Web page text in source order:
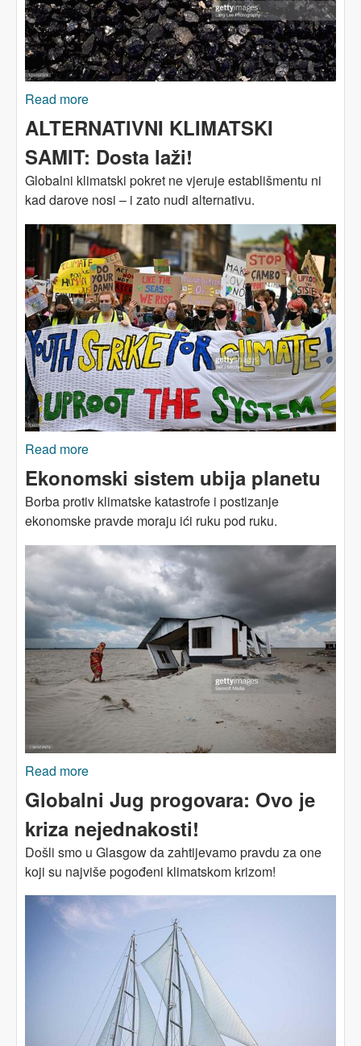
Read more
ALTERNATIVNI KLIMATSKI
SAMIT: Dosta laži!
Globalni klimatski pokret ne vjeruje establišmentu ni
kad darove nosi – i zato nudi alternativu.
Read more
Dosta laži!
Ekonomski sistem ubija planetu
Borba protiv klimatske katastrofe i postizanje
ekonomske pravde moraju ići ruku pod ruku.
Read more
Globalni Jug progovara: Ovo je
kriza nejednakosti!
Došli smo u Glasgow da zahtijevamo pravdu za one
koji su najviše pogođeni klimatskom krizom!